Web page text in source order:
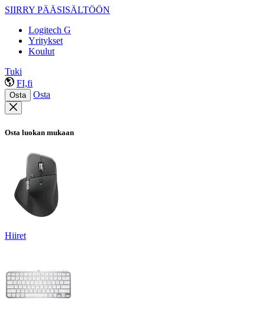
SIIRRY PÄÄSISÄLTÖÖN
Logitech G
Yritykset
Koulut
Tuki
FI,fi
Osta Osta
Osta luokan mukaan
Hiiret